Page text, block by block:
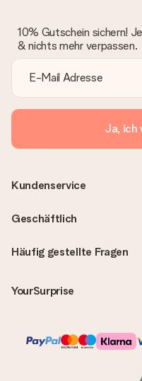
10% Gutschein sichern!
& nichts mehr verpassen.
Ja, ich
Häufig gestellte Fragen
YourSurprise
Kundenservice
Geschäftlich